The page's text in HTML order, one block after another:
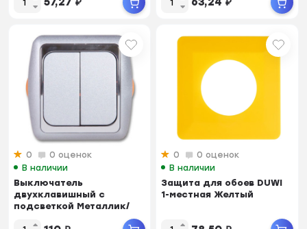
0
0 оценок
В наличии
Выключатель
двухклавишный с
подсветкой Металлик/
0
0 оценок
В наличии
Защита для обоев DUWI
1-местная Желтый